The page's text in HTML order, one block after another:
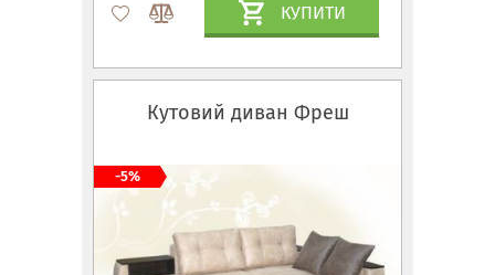
КУПИТИ
Кутовий диван Фреш
-5%